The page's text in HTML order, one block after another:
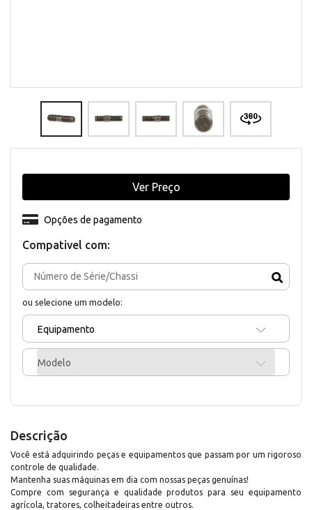
Compativel com:
ou selecione um modelo:
Equipamento
Modelo
Opções de pagamento
Ver Preço
Descrição
Você está adquirindo peças e equipamentos que passam por um rigoroso
controle de qualidade.
Mantenha suas máquinas em dia com nossas peças genuínas!
Compre com segurança e qualidade produtos para seu equipamento
agrícola, tratores, colheitadeiras entre outros.